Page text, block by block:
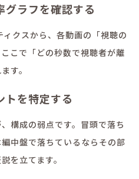
グラフを確認する
クスから、各動画の「視聴の
こで「どの秒数で視聴者が離
す。
トを特定する
構成の弱点です。冒頭で落ち
中盤で落ちているならその部
を立てます。